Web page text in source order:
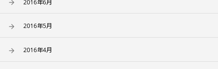
2016年6月
2016年5月
2016年4月